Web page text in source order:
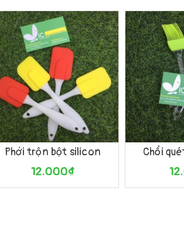
Phới trộn bột silicon
12.000₫
Mua hàng Xem nhanh
Chổi
Mua hàng